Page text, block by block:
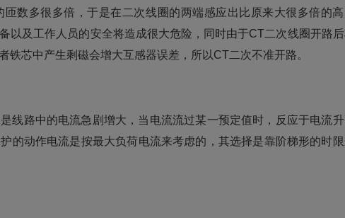
数多很多倍，于是在二次线圈的两端感应出比原来大很多倍的
以及工作人员的安全将造成很大危险，同时由于CT二次线圈开路
铁芯中产生剩磁会增大互感器误差，所以CT二次不准开路。
线路中的电流急剧增大，当电流流过某一预定值时，反应于电流
的动作电流是按最大负荷电流来考虑的，其选择是靠阶梯形的时